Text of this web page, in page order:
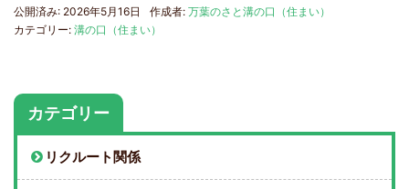
公開済み: 2026年5月16日 作成者: 万葉のさと溝の口（住まい）
カテゴリー: 溝の口（住まい）
カテゴリー
リクルート関係